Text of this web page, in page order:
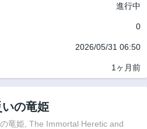
進行中
0
2026/05/31 06:50
1ヶ月前
の竜姫
竜姫, The Immortal Heretic and